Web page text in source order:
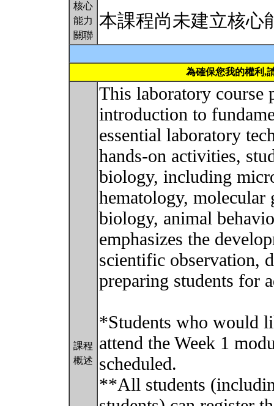
核心
能力
關聯
本課程尚未建立核心
為確保您我的權利,
課程
概述
This laboratory course
introduction to
essential laboratory
hands-on activities,
biology, including
hematology, molecular
biology, animal
emphasizes the
scientific observation,
preparing students for
*Students who would
attend the Week 1
scheduled.
**All students